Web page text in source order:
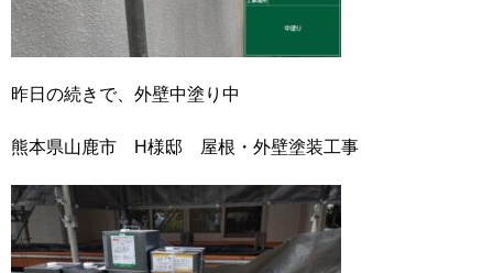
昨日の続きで、外壁中塗り中
熊本県山鹿市 H様邸 屋根・外壁塗装工事